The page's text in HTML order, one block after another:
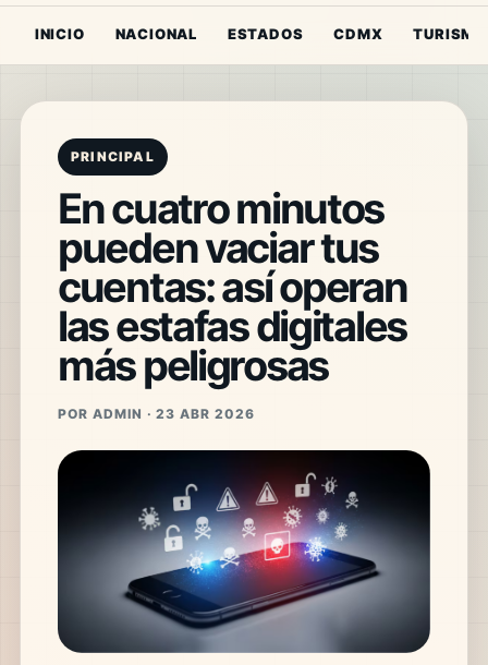
INICIO NACIONAL ESTADOS CDMX TURISMO
PRINCIPAL
En cuatro minutos
pueden vaciar tus
cuentas: así operan
las estafas digitales
más peligrosas
POR ADMIN · 23 ABR 2026